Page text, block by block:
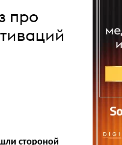
про
стороной